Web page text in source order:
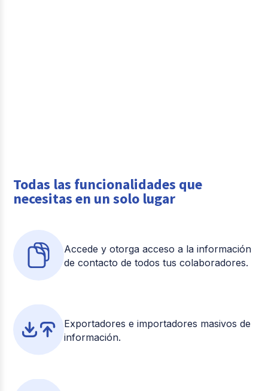
Todas las funcionalidades que
necesitas en un solo lugar
Accede y otorga acceso a la información
de contacto de todos tus colaboradores.
Exportadores e importadores masivos de
información.